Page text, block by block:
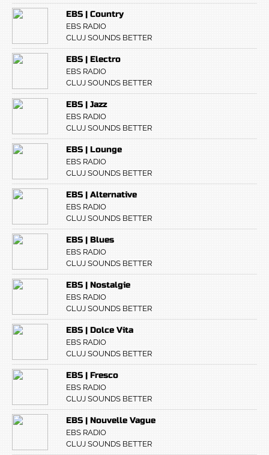
EBS | Country
EBS RADIO
CLUJ SOUNDS BETTER
EBS | Electro
EBS RADIO
CLUJ SOUNDS BETTER
EBS | Jazz
EBS RADIO
CLUJ SOUNDS BETTER
EBS | Lounge
EBS RADIO
CLUJ SOUNDS BETTER
EBS | Alternative
EBS RADIO
CLUJ SOUNDS BETTER
EBS | Blues
EBS RADIO
CLUJ SOUNDS BETTER
EBS | Nostalgie
EBS RADIO
CLUJ SOUNDS BETTER
EBS | Dolce Vita
EBS RADIO
CLUJ SOUNDS BETTER
EBS | Fresco
EBS RADIO
CLUJ SOUNDS BETTER
EBS | Nouvelle Vague
EBS RADIO
CLUJ SOUNDS BETTER